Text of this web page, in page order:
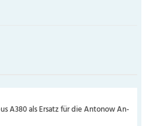
A380 als Ersatz für die Antonow An-